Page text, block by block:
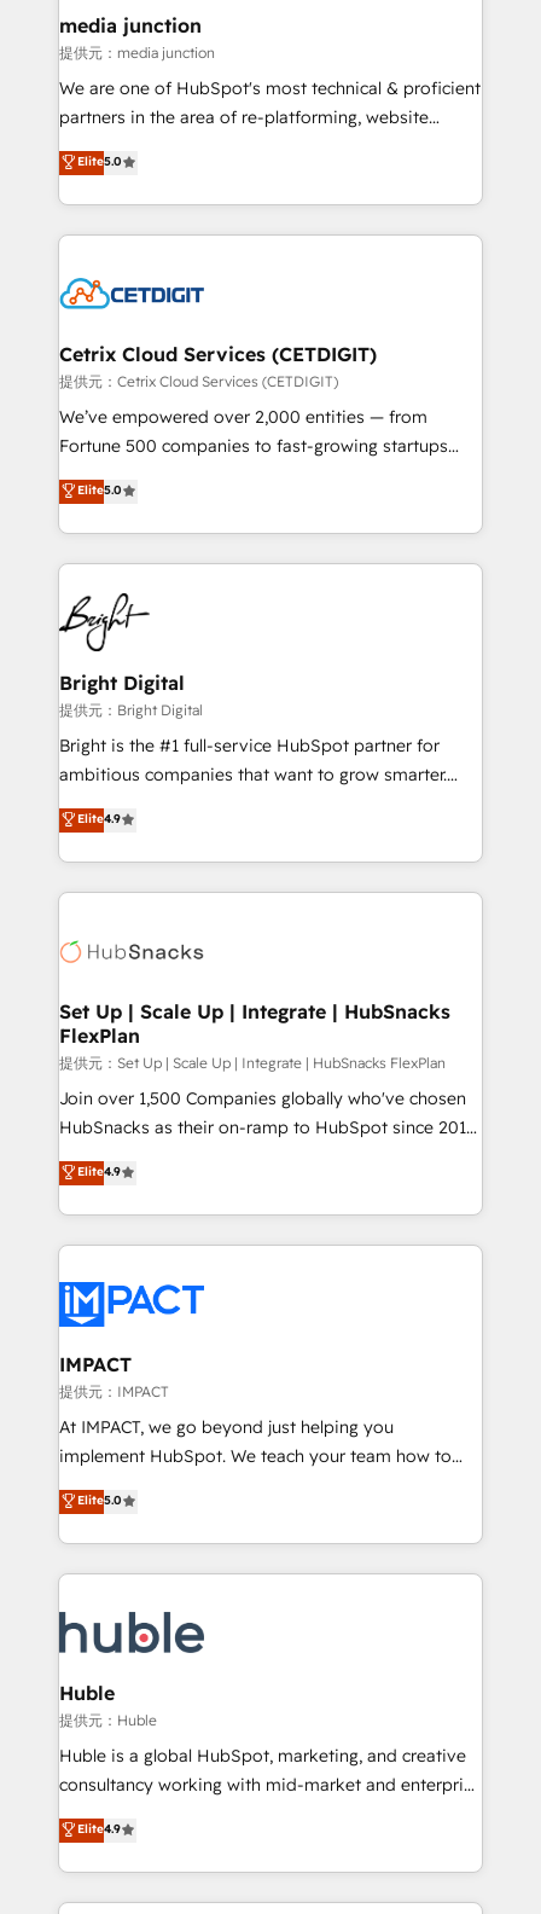
Mexico, USA, and Portugal—we've executed over a
hundred successful operations. Our approach,
rooted in RevOps principles, integrates analysis,
training, planning, and qualification. Leveraging
inbound marketing tactics, we focus on
understanding, nurturing, and converting leads.
competitive market.
media junction
提供元：media junction
We are one of HubSpot's most technical & proficient
partners in the area of re-platforming, website
design & development. We specialize in multi-hub
implementations for mid-market & enterprise
companies. We are woman-owned, powered by
coffee, and we ❤️ dogs. We produce award-winning
Impact Award 🏆2022 Technical Expertise Impact
Award 🏆2020 Elite Solutions Partner 🏆2019
Integrations HubSpot Impact Award 🏆2019
Marketing Enablement HubSpot Impact Award 🏆
2018 Website Design HubSpot Impact Award 🏆2017
Growth-Driven Design Agency of the Year 🏆2016
Sales Enablement HubSpot Impact Award 🏆2015
HubSpot COS Performance Award 🏆2014 HubSpot
COS Design Award 🏆2013 HubSpot Marketplace
Partner 📆Founded in 1997
Elite5.0
Cetrix Cloud Services (CETDIGIT)
提供元：Cetrix Cloud Services (CETDIGIT)
We’ve empowered over 2,000 entities — from
Fortune 500 companies to fast-growing startups
and nonprofits — to streamline operations, scale
revenue, and unlock the full potential of HubSpot.
With deep technical and industry expertise, we fuse
automation, integration, and AI innovation to deliver
lasting impact. We specialize in: • Turnkey and end-
to-end HubSpot implementations • Onboarding for
Sales, Service, Marketing & Content Hubs • AI voice
and chat agents, predictive automation, and smart
workflows • Salesforce + HubSpot integration •
RevOps and AI-driven sales enablement • Website
design and CMS development • ERP integration: SAP,
and CRM migration from any platform •
Client/member portals built on HubSpot • Custom
WooCommerce, BuilderTrend, and more Experience
the difference — reach out to see how AI + HubSpot
Elite5.0
Bright Digital
提供元：Bright Digital
Bright is the #1 full-service HubSpot partner for
ambitious companies that want to grow smarter.
From HubSpot onboarding, to training, from
developing a new website to lead generation and
digital marketing; we do it all (and with great
results)! In short, our services include: - HubSpot
HubSpot development: websites, custom modules,
marketing, advertising, campaigns, content and
design We connect people, data and technology to
improve customer experiences. With our bright
people, exciting ideas and can-do mentality, we
ensure revenue growth on a daily basis. So tell us
team of 100+ experts is ready for you! Driving digital
growth | www.brightdigital.com
Elite4.9
Set Up | Scale Up | Integrate | HubSnacks
FlexPlan
提供元：Set Up | Scale Up | Integrate | HubSnacks FlexPlan
Join over 1,500 Companies globally who've chosen
HubSnacks as their on-ramp to HubSpot since 2014
Simple pay-as-you-go plans that accelerate value...
1️⃣ Set Up | Onboarding New or Check-fixing existing
HubSpot portals 2️⃣ Scale Up | 100% HubSpot Task
Execution... Global 24/7 ... All Experts 3️⃣ Integrate |
Slash months from your API Integration project... ⬅️
Click "Contact Business" ⬅️ to access 150+ Kickstart
Integration templates that put HubSpot in the center
of your tech stack, syncing... 🛍️ Shopify or
WooCommerce 💲 Stripe or Paypal 💰 Sage or
Netsuite 🤖 Google or Microsoft ✍️ DocuSign or
the rare Advanced "Custom Integrations"
Accreditation, securely sync data across... 🔄 any
new HubSpot portal with Advanced Website and
CRM Migrations using our in-house "HubScrub" Tool.
Elite4.9
IMPACT
提供元：IMPACT
At IMPACT, we go beyond just helping you
implement HubSpot. We teach your team how to
master it. As the creators of the Endless Customers
System™ (the next evolution of They Ask, You
Answer), we’re the only HubSpot partner built
entirely around coaching and training. That means
skills, processes, and internal team you need to
attract the right buyers, close deals faster, and grow
without outside dependencies. You’ll learn how to: •
Set up, audit, and organize your HubSpot portal •
Get your sales team fully using HubSpot • Track
pipeline and revenue across the entire buyer journey
growth • Create content and videos that attract
buyers • Use AI to scale smarter Our coaching-led
Elite5.0
Huble
提供元：Huble
Huble is a global HubSpot, marketing, and creative
consultancy working with mid-market and enterprise
businesses. We go beyond implementation, shaping
the strategy, processes, and teams that turn
HubSpot into a genuine growth engine. Named
HubSpot's Global Partner of the Year in 2024,
Elite4.9